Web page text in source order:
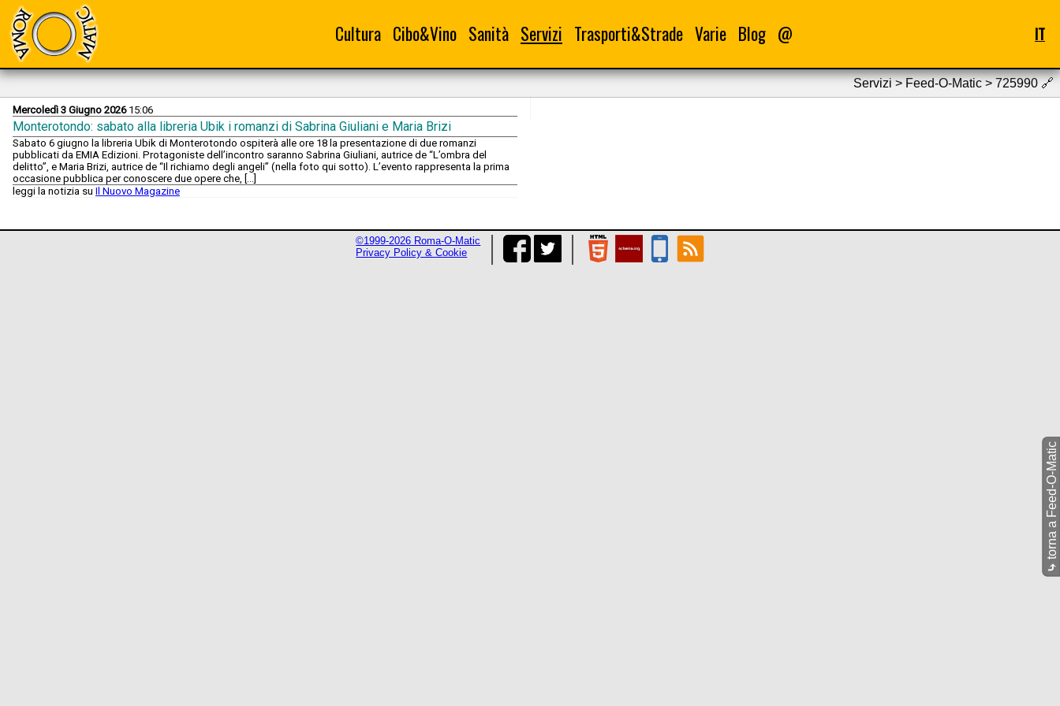
Cultura Cibo&Vino Sanità Servizi Trasporti&Strade Varie Blog @ IT
Servizi > Feed-O-Matic > 725990 🔗
Mercoledì 3 Giugno 202615:06
Monterotondo: sabato alla libreria Ubik i romanzi di Sabrina Giuliani e Maria Brizi
Sabato 6 giugno la libreria Ubik di Monterotondo ospiterà alle ore 18 la presentazione di due romanzi
pubblicati da EMIA Edizioni. Protagoniste dell’incontro saranno Sabrina Giuliani, autrice de “L’ombra del
delitto”, e Maria Brizi, autrice de “Il richiamo degli angeli” (nella foto qui sotto). L’evento rappresenta la prima
occasione pubblica per conoscere due opere che, […]
leggi la notizia su Il Nuovo Magazine
⤷
torna a Feed-O-Matic
©1999-2026 Roma-O-Matic
Privacy Policy & Cookie